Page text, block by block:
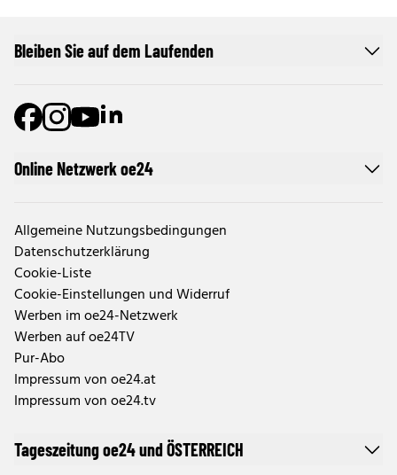
Online Netzwerk oe24
Allgemeine Nutzungsbedingungen
Datenschutzerklärung
Cookie-Liste
Cookie-Einstellungen und Widerruf
Werben im oe24-Netzwerk
Werben auf oe24TV
Pur-Abo
Impressum von oe24.at
Impressum von oe24.tv
Tageszeitung oe24 und ÖSTERREICH
Bleiben Sie auf dem Laufenden